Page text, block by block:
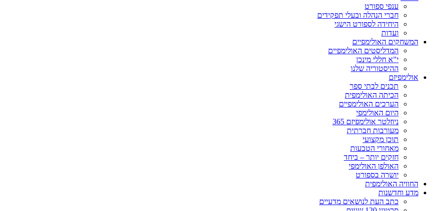
ענפי ספורט
חברי הנהלה ובעלי תפקידים
היחידה לספורט הישגי
ועדות
המשחקים האולימפיים
המדליסטים האולימפיים
י"א חללי מינכן
ההיסטוריה שלנו
אולימפיזם
תכנים לבתי ספר
הכיתה האולימפית
הערכים האולימפיים
היום האולימפי
ניוזלטר אולימפיזם 365
מעורבות חברתית
תוכן מקצועי
מאחורי הטבעות
חזקים יותר – ביחד
האולפן האולימפי
יושרה בספורט
החוויה האולימפית
מדע וחדשנות
כתב העת לנושאים מדעיים